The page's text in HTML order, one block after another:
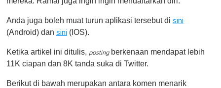
Anda juga boleh muat turun aplikasi tersebut di sini
(Android) dan sini (IOS).
Ketika artikel ini ditulis, postingberkenaan mendapat lebih
11K ciapan dan 8K tanda suka di Twitter.
Berikut di bawah merupakan antara komen menarik